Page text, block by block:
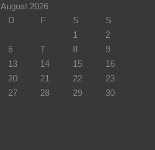
August 2026
D F S
S
1
2
6 7 8
9
13 14 15
16
20 21 22
23
27 28 29
30